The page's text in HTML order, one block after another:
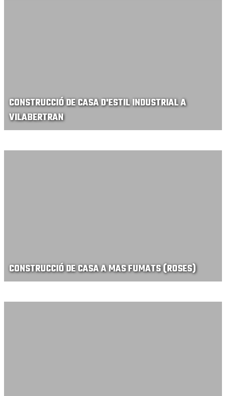
CONSTRUCCIÓ DE CASA D'ESTIL INDUSTRIAL A
VILABERTRAN
CONSTRUCCIÓ DE CASA A MAS FUMATS (ROSES)